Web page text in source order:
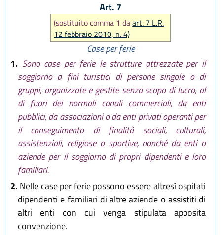
Art. 7
(sostituito comma 1 daart. 7 L.R.
12 febbraio 2010, n. 4)
Case per ferie
1. Sono case per ferie le strutture attrezzate per il
soggiorno a fini turistici di persone singole o di
gruppi, organizzate e gestite senza scopo di lucro, al
di fuori dei normali canali commerciali, da enti
pubblici, da associazioni o da enti privati operanti per
il conseguimento di finalità sociali, culturali,
assistenziali, religiose o sportive, nonché da enti o
aziende per il soggiorno di propri dipendenti e loro
familiari.
2. Nelle case per ferie possono essere altresì ospitati
dipendenti e familiari di altre aziende o assistiti di
altri enti con cui venga stipulata apposita
convenzione.